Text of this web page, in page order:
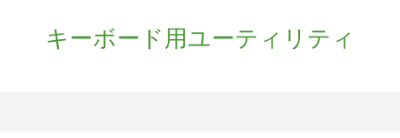
キーボード用ユーティリティ